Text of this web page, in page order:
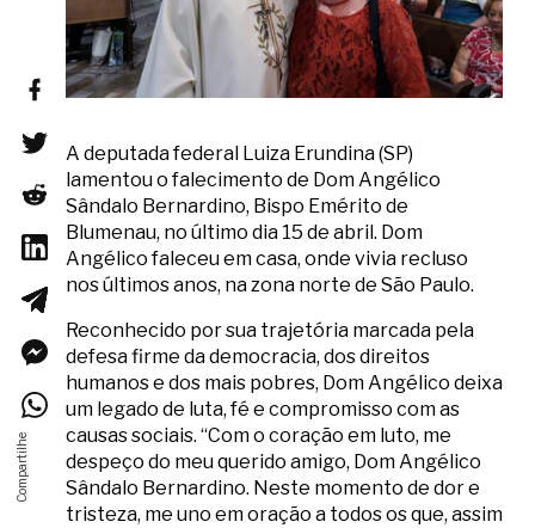
A deputada federal Luiza Erundina (SP)
lamentou o falecimento de Dom Angélico
Sândalo Bernardino, Bispo Emérito de
Blumenau, no último dia 15 de abril. Dom
Angélico faleceu em casa, onde vivia recluso
nos últimos anos, na zona norte de São Paulo.
Reconhecido por sua trajetória marcada pela
defesa firme da democracia, dos direitos
humanos e dos mais pobres, Dom Angélico deixa
um legado de luta, fé e compromisso com as
causas sociais. “Com o coração em luto, me
despeço do meu querido amigo, Dom Angélico
Sândalo Bernardino. Neste momento de dor e
tristeza, me uno em oração a todos os que, assim